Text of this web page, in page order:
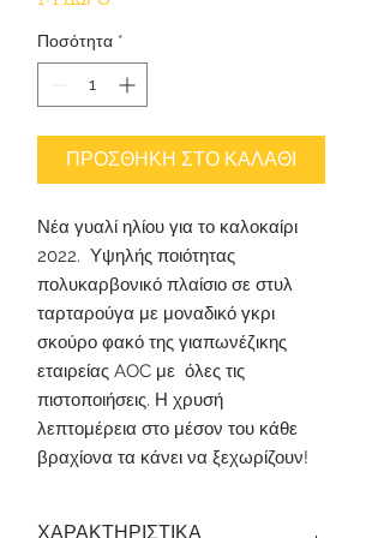
Ποσότητα *
ΠΡΟΣΘΗΚΗ ΣΤΟ ΚΑΛΑΘΙ
Νέα γυαλί ηλίου για το καλοκαίρι
2022. Υψηλής ποιότητας
πολυκαρβονικό πλαίσιο σε στυλ
ταρταρούγα με μοναδικό γκρι
σκούρο φακό της γιαπωνέζικης
εταιρείας AOC με όλες τις
πιστοποιήσεις. Η χρυσή
λεπτομέρεια στο μέσον του κάθε
βραχίονα τα κάνει να ξεχωρίζουν!
ΧΑΡΑΚΤΗΡΙΣΤΙΚΑ